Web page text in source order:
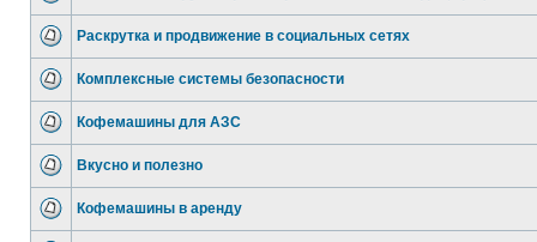
Раскрутка и продвижение в социальных сетях
Комплексные системы безопасности
Кофемашины для АЗС
Вкусно и полезно
Кофемашины в аренду